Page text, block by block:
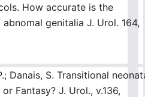
How accurate is the
genitalia J. Urol. 164,
Danais, S. Transitional
Fantasy? J. Urol., v.136,